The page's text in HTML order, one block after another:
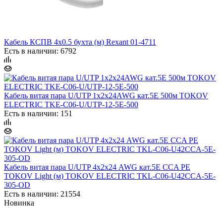
Кабель КСПВ 4х0.5 бухта (м) Rexant 01-4711
Есть в наличии: 6792
Кабель витая пара U/UTP 1х2х24AWG кат.5E 500м TOKOV
ELECTRIC TKE-C06-U/UTP-12-5E-500
Есть в наличии: 151
Кабель витая пара U/UTP 4х2х24 AWG кат.5E ССA PE
TOKOV Light (м) TOKOV ELECTRIC TKL-C06-U42CCA-5E-
305-OD
Есть в наличии: 21554
Новинка